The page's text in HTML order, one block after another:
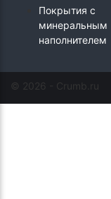
Покрытия с
минеральным
наполнителем
© 2026 - Crumb.ru